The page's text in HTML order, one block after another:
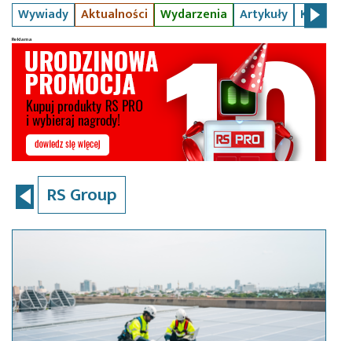
Wywiady Aktualności Wydarzenia Artykuły Kursy
RS Group